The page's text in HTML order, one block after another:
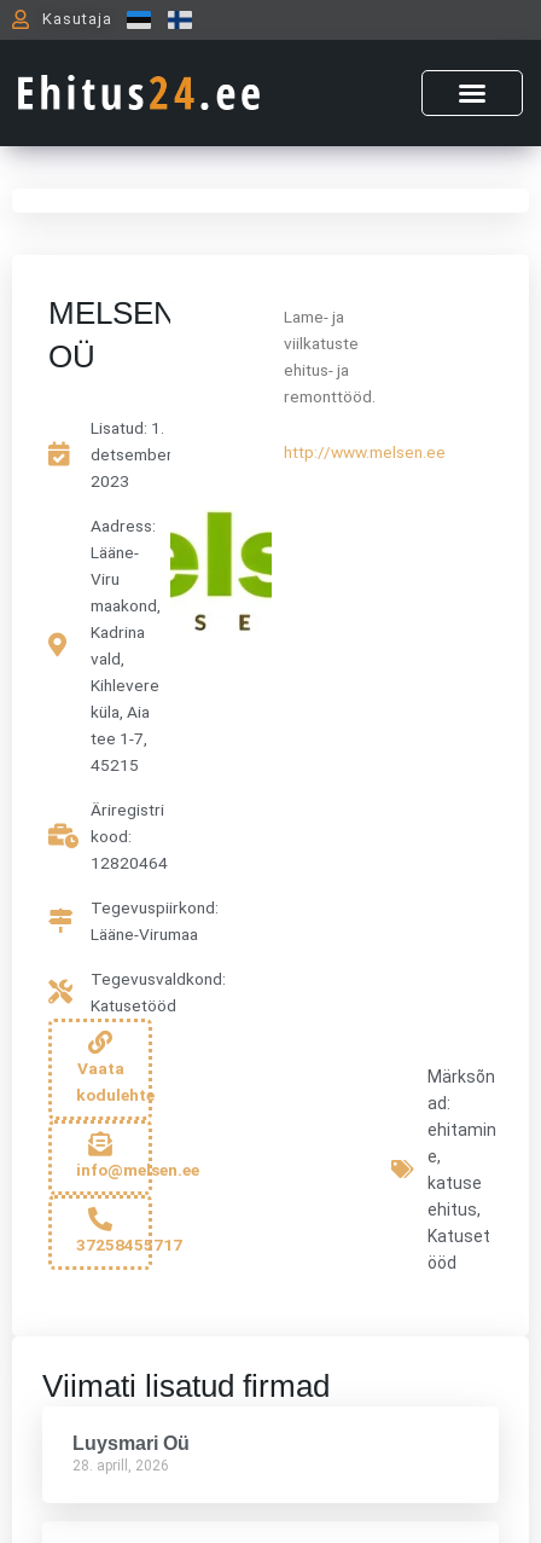
Skip
to
Kasutaja
MELSEN
OÜ
Lisatud: 1.
detsember,
2023
Aadress:
Lääne-
Viru
maakond,
Kadrina
vald,
Kihlevere
küla, Aia
tee 1-7,
45215
Äriregistri
kood:
12820464
Tegevuspiirkond:
Lääne-Virumaa
Tegevusvaldkond:
Katusetööd
Vaata
kodulehte
info@melsen.ee
37258455717
Lame- ja
viilkatuste
ehitus- ja
remonttööd.
http://www.melsen.ee
Märksõn
ad:
ehitamin
e,
katuse
ehitus,
Katuset
ööd
Viimati lisatud firmad
Luysmari Oü
28. aprill, 2026